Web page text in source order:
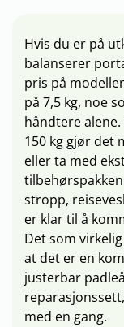
Hvis du er på
balanserer
pris på
på 7,5 kg, noe
håndtere
150 kg gjør det
eller ta med
stropp,
er klar til å
Det som
at det er en
justerbar
med en gang.